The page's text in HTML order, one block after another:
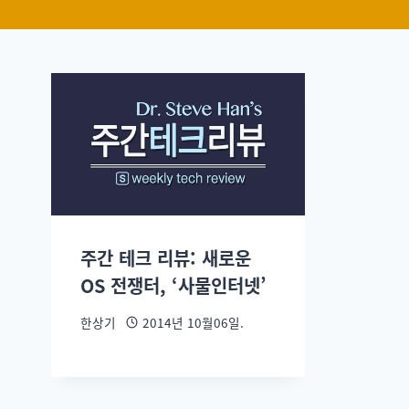
주간 테크 리뷰: 새로운
OS 전쟁터, ‘사물인터넷’
한상기 2014년 10월06일.